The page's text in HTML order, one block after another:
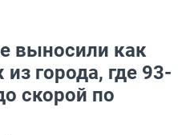
выносили как
города, где 93-
скорой по